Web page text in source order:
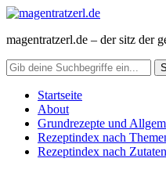
magentratzerl.de – der sitz der
Startseite
About
Grundrezepte und
Rezeptindex nach
Rezeptindex nach Zutaten